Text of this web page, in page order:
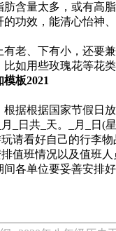
含量太多，或有高
功效，能清心怡神
老、下有小，还要
如用些玫瑰花等花
板2021
据根据国家节假日
_日共_天。_月_日(
请看好自己的行李
值班情况以及值班
各单位要妥善安排